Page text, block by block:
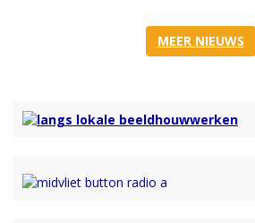
MEER NIEUWS